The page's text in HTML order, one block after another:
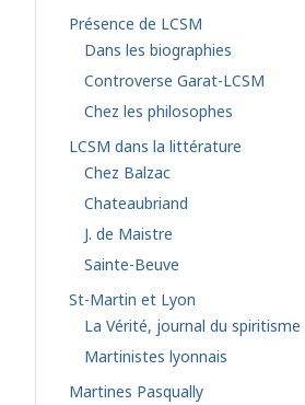
Présence de LCSM
Dans les biographies
Controverse Garat-LCSM
Chez les philosophes
LCSM dans la littérature
Chez Balzac
Chateaubriand
J. de Maistre
Sainte-Beuve
St-Martin et Lyon
La Vérité, journal du spiritisme
Martinistes lyonnais
Martines Pasqually